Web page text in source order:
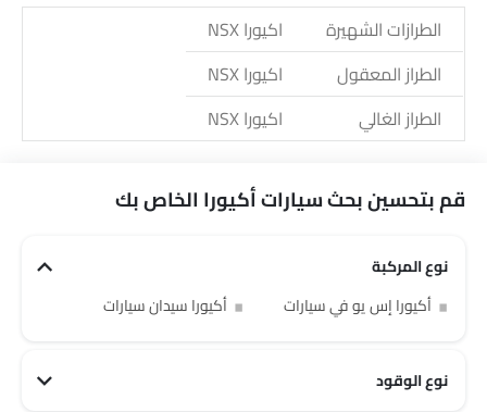
الطرازات الشهيرة
اكيورا NSX
الطراز المعقول
اكيورا NSX
الطراز الغالي
اكيورا NSX
قم بتحسين بحث سيارات أكيورا الخاص بك
نوع المركبة
أكيورا إس يو في سيارات
أكيورا سيدان سيارات
نوع الوقود